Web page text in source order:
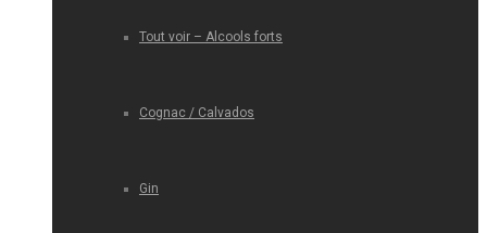
Tout voir – Alcools forts
Cognac / Calvados
Gin